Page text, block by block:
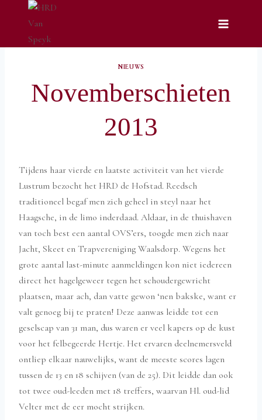
Doorgaan
NIEUWS
Novemberschieten
2013
Tijdens haar vierde en laatste activiteit van het vierde
Lustrum bezocht het HRD de Hofstad. Reedsch
traditioneel begaf men zich geheel in steyl naar het
Haagsche, in de limo inderdaad. Aldaar, in de thuishaven
van toch best een aantal OVS’ers, toogde men zich naar
Jacht, Skeet en Trapvereniging Waalsdorp. Wegens het
grote aantal last-minute aanmeldingen kon niet iedereen
direct het hagelgeweer tegen het schoudergewricht
plaatsen, maar ach, dan vatte gewon ‘nen bakske, want er
valt genoeg bij te praten! Deze aanwas leidde tot een
geselscap van 31 man, dus waren er veel kapers op de kust
voor het felbegeerde Hertje. Het ervaren deelnemersveld
ontliep elkaar nauwelijks, want de meeste scores lagen
tussen de 13 en 18 schijven (van de 25). Dit leidde dan ook
tot twee oud-leeden met 18 treffers, waarvan Hl. oud-lid
Velter met de eer mocht strijken.